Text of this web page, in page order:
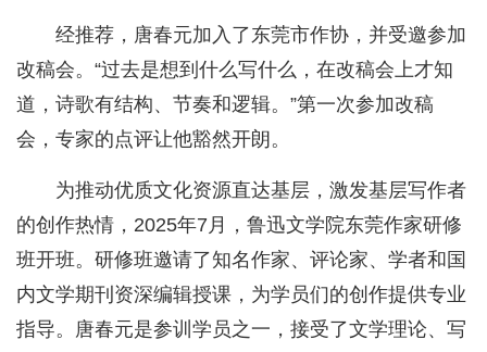
经推荐，唐春元加入了东莞市作协，并受邀参加
改稿会。“过去是想到什么写什么，在改稿会上才知
道，诗歌有结构、节奏和逻辑。”第一次参加改稿
会，专家的点评让他豁然开朗。
为推动优质文化资源直达基层，激发基层写作者
的创作热情，2025年7月，鲁迅文学院东莞作家研修
班开班。研修班邀请了知名作家、评论家、学者和国
内文学期刊资深编辑授课，为学员们的创作提供专业
指导。唐春元是参训学员之一，接受了文学理论、写